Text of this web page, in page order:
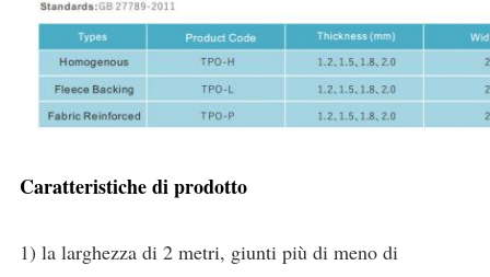
Caratteristiche di prodotto
1) la larghezza di 2 metri, giunti più di meno di